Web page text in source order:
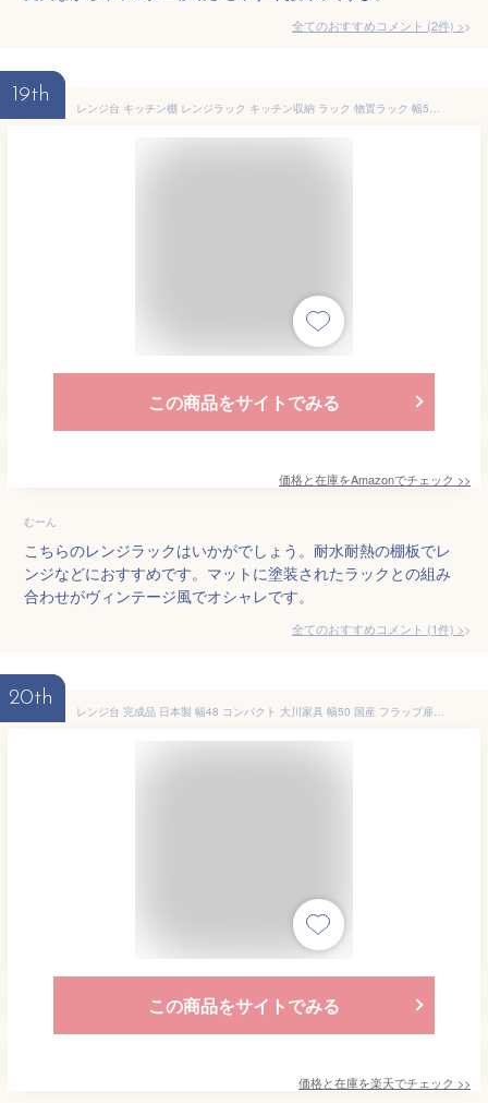
全てのおすすめコメント (2件) >
19th
レンジ台 キッチン棚 レンジラック キッチン収納 ラック 物置ラック 幅50cm 2段棚+1バスケット キャスター付き 移動・掃除便利 簡単組立 （ブラック） DEWEL
この商品をサイトでみる
価格と在庫をAmazonでチェック >>
むーん
こちらのレンジラックはいかがでしょう。耐水耐熱の棚板でレ
ンジなどにおすすめです。マットに塗装されたラックとの組み
合わせがヴィンテージ風でオシャレです。
全てのおすすめコメント (1件) >
20th
レンジ台 完成品 日本製 幅48 コンパクト 大川家具 幅50 国産 フラップ扉 食器棚 キッチンボード レンジラック スリム 省スペース コンセント レンジボード 台所 キッチン 収納 引出し キッチンラック おしゃれ 木製 北欧
この商品をサイトでみる
価格と在庫を楽天でチェック >>